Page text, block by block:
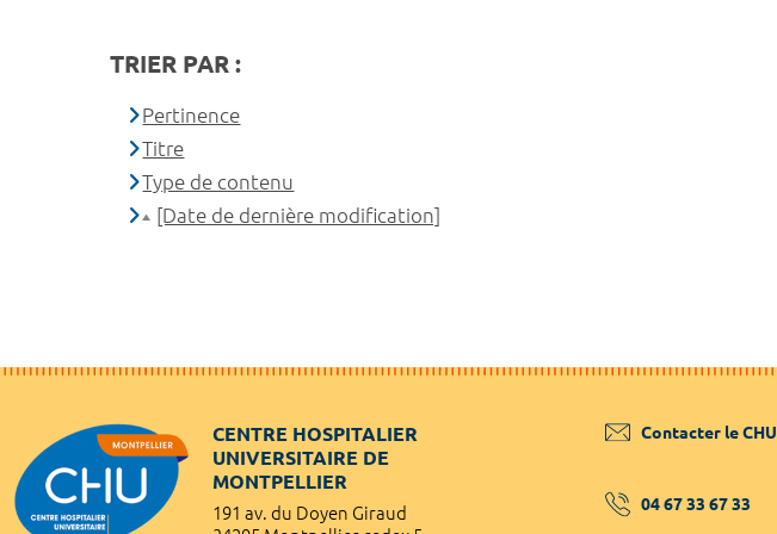
TRIER PAR :
Pertinence
Titre
Type de contenu
[Date de dernière modification]
CENTRE HOSPITALIER
UNIVERSITAIRE DE
MONTPELLIER
191 av. du Doyen Giraud
Contacter le CHU
04 67 33 67 33